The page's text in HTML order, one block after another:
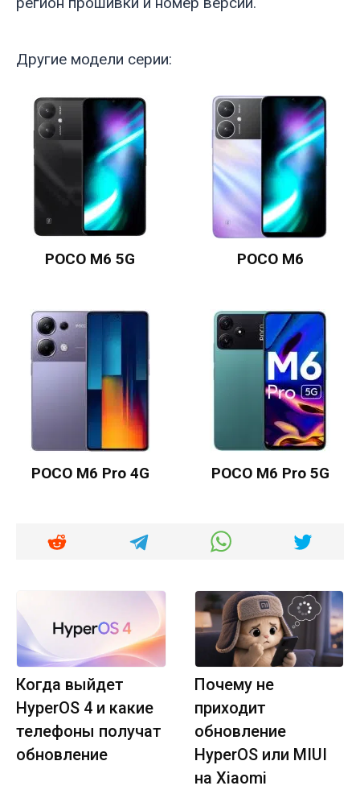
Другие модели серии:
POCO M6 5G POCO M6
POCO M6 Pro 4G POCO M6 Pro 5G
Когда выйдет
HyperOS 4 и какие
телефоны получат
обновление
Почему не
приходит
обновление
HyperOS или MIUI
на Xiaomi